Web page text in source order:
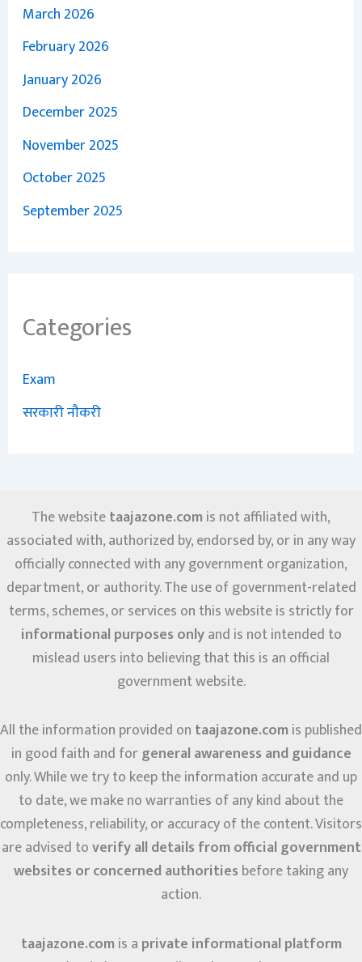
March 2026
February 2026
January 2026
December 2025
November 2025
October 2025
September 2025
Categories
Exam
सरकारी नौकरी
The websitetaajazone.com is not affiliated with,
associated with, authorized by, endorsed by, or in any way
officially connected with any government organization,
department, or authority. The use of government-related
terms, schemes, or services on this website is strictly for
informational purposes onlyand is not intended to
mislead users into believing that this is an official
government website.
All the information provided on taajazone.com is published
in good faith and forgeneral awareness and guidance
only. While we try to keep the information accurate and up
to date, we make no warranties of any kind about the
completeness, reliability, or accuracy of the content. Visitors
are advised toverify all details from official government
websites or concerned authorities before taking any
action.
taajazone.com is a private informational platform